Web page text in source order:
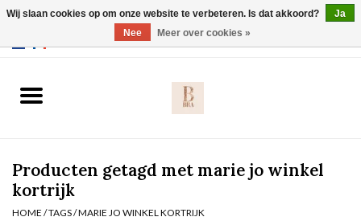
Slip
Body
Producten getagd met marie jo winkel
kortrijk
HOME /TAGS/MARIE JO WINKEL KORTRIJK
Wij slaan cookies op om onze website te verbeteren. Is dat akkoord?
Ja
Nee
Meer over cookies »
Webshop werkt met EU maten. .